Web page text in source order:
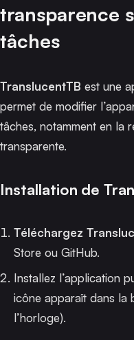
transparence
tâches
TranslucentTB est une
permet de modifier
tâches, notamment en la
transparente.
Installation de
Téléchargez
Store ou GitHub.
Installez l’application
icône apparaît dans la
l’horloge).